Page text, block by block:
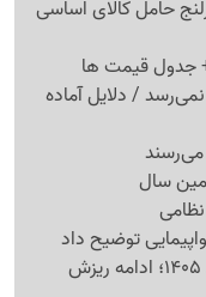
حامل کالای اساسی
/ دلایل آماده
می‌رسند
سال
توضیح داد
قیمت طلا و سکه امروز یکشنبه 18 مرداد 1405؛ ادامه ریزش